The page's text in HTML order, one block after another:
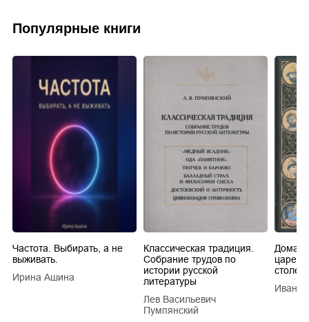
Популярные книги
Частота. Выбирать, а не
выживать.
Ирина Ашина
Классическая традиция.
Собрание трудов по
истории русской
литературы
Лев Васильевич
Пумпянский
царей
Иван